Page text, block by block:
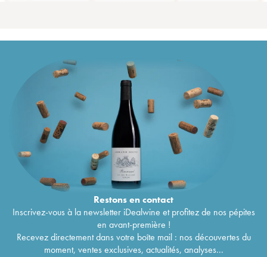
Restons encontact
Inscrivez-vous à la newsletter iDealwine et profitez de nos pépites
en avant-première !
Recevez directement dans votre boîte mail : nos découvertes du
moment, ventes exclusives, actualités, analyses...